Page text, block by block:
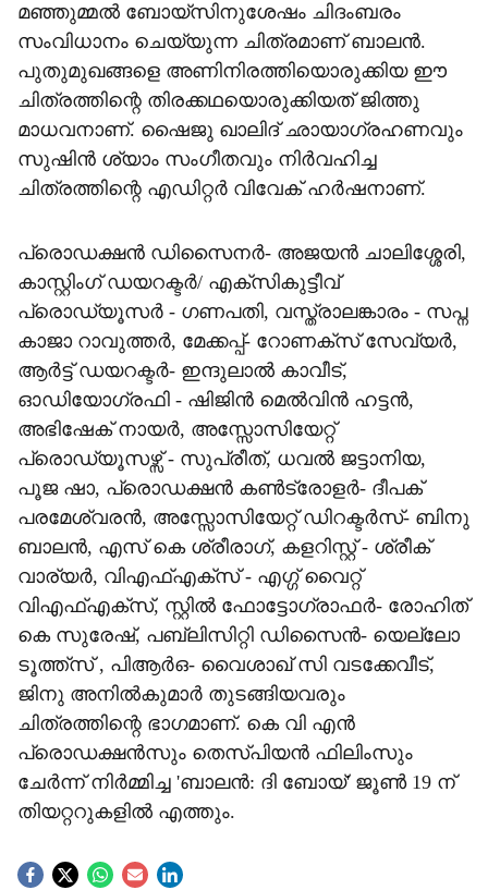
മഞ്ഞുമ്മൽ ബോയ്സിനുശേഷം ചിദംബരം
സംവിധാനം ചെയ്യുന്ന ചിത്രമാണ് ബാലൻ.
പുതുമുഖങ്ങളെ അണിനിരത്തിയൊരുക്കിയ ഈ
ചിത്രത്തിന്റെ തിരക്കഥയൊരുക്കിയത് ജിത്തു
മാധവനാണ്. ഷൈജു ഖാലിദ് ഛായാഗ്രഹണവും
സുഷിൻ ശ്യാം സംഗീതവും നിർവഹിച്ച
ചിത്രത്തിന്റെ എഡിറ്റർ വിവേക് ഹർഷനാണ്.
പ്രൊഡക്ഷൻ ഡിസൈനർ- അജയൻ ചാലിശ്ശേരി,
കാസ്റ്റിംഗ് ഡയറക്ടർ/ എക്സികുട്ടീവ്
പ്രൊഡ്യൂസർ - ഗണപതി, വസ്ത്രാലങ്കാരം - സപ്ന
കാജാ റാവുത്തർ, മേക്കപ്പ്- റോണക്സ് സേവ്യർ,
ആർട്ട് ഡയറക്ടർ- ഇന്ദുലാൽ കാവീട്,
ഓഡിയോഗ്രഫി - ഷിജിൻ മെൽവിൻ ഹട്ടൻ,
അഭിഷേക് നായർ, അസ്സോസിയേറ്റ്
പ്രൊഡ്യൂസഴ്സ് - സുപ്രീത്, ധവൽ ജട്ടാനിയ,
പൂജ ഷാ, പ്രൊഡക്ഷൻ കൺട്രോളർ- ദീപക്
പരമേശ്വരൻ, അസ്സോസിയേറ്റ് ഡിറക്ടർസ്- ബിനു
ബാലൻ, എസ് കെ ശ്രീരാഗ്, കളറിസ്റ്റ് - ശ്രീക്
വാര്യർ, വിഎഫ്എക്സ് - എഗ്ഗ് വൈറ്റ്
വിഎഫ്എക്സ്, സ്റ്റിൽ ഫോട്ടോഗ്രാഫർ- രോഹിത്
കെ സുരേഷ്, പബ്ലിസിറ്റി ഡിസൈൻ- യെല്ലോ
ടൂത്ത്സ് , പിആർഒ- വൈശാഖ് സി വടക്കേവീട്,
ജിനു അനിൽകുമാർ തുടങ്ങിയവരും
ചിത്രത്തിന്റെ ഭാഗമാണ്. കെ വി എൻ
പ്രൊഡക്ഷൻസും തെസ്‌പിയൻ ഫിലിംസും
ചേർന്ന് നിർമ്മിച്ച 'ബാലൻ: ദി ബോയ്' ജൂൺ 19 ന്
തിയറ്ററുകളിൽ എത്തും.